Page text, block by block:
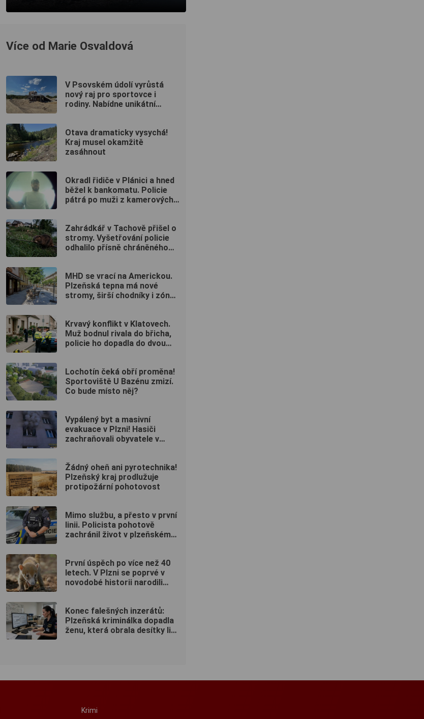
Více od Marie Osvaldová
V Psovském údolí vyrůstá
nový raj pro sportovce i
rodiny. Nabídne unikátní
Otava dramaticky vysychá!
Kraj musel okamžitě
zasáhnout
Okradl řidiče v Plánici a hned
běžel k bankomatu. Policie
pátrá po muži z kamerových
Zahrádkář v Tachově přišel o
stromy. Vyšetřování policie
odhalilo přísně chráněného
MHD se vrací na Americkou.
Plzeňská tepna má nové
stromy, širší chodníky i zónu
Krvavý konflikt v Klatovech.
Muž bodnul rivala do břicha,
policie ho dopadla do dvou
Lochotín čeká obří proměna!
Sportoviště U Bazénu zmizí.
Co bude místo něj?
Vypálený byt a masivní
evakuace v Plzni! Hasiči
zachraňovali obyvatele v
Žádný oheň ani pyrotechnika!
Plzeňský kraj prodlužuje
protipožární pohotovost
Mimo službu, a přesto v první
linii. Policista pohotově
zachránil život v plzeňském
První úspěch po více než 40
letech. V Plzni se poprvé v
novodobé historii narodili
Konec falešných inzerátů:
Plzeňská kriminálka dopadla
ženu, která obrala desítky lidí
Krimi